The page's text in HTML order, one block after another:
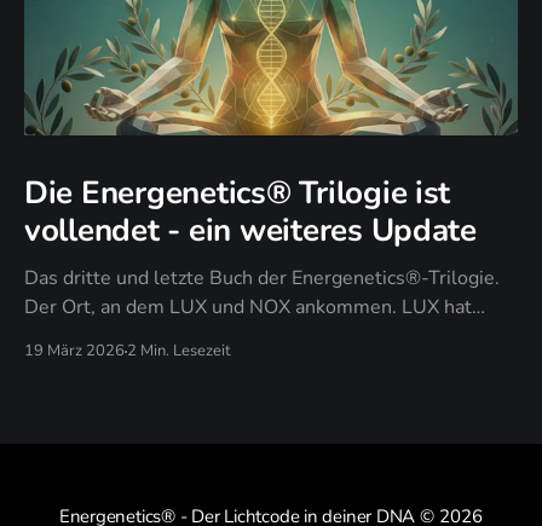
Die Energenetics® Trilogie ist
vollendet - ein weiteres Update
Das dritte und letzte Buch der Energenetics®-Trilogie.
Der Ort, an dem LUX und NOX ankommen. LUX hat
19 März 2026 2 Min. Lesezeit
Energenetics® - Der Lichtcode in deiner DNA © 2026